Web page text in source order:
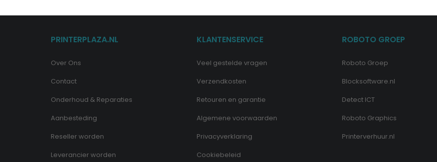
PRINTERPLAZA.NL
Over Ons
Contact
Onderhoud & Reparaties
Aanbesteding
Reseller worden
Leverancier worden
KLANTENSERVICE
Veel gestelde vragen
Verzendkosten
Retouren en garantie
Algemene voorwaarden
Privacyverklaring
Cookiebeleid
ROBOTO GROEP
Roboto Groep
Blocksoftware.nl
Detect ICT
Roboto Graphics
Printerverhuur.nl